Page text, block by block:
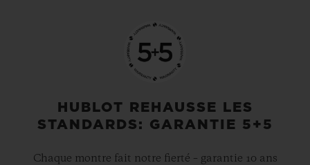
HUBLOT REHAUSSE LES
STANDARDS: GARANTIE 5+5
Chaque montre fait notre fierté – garantie 10 ans